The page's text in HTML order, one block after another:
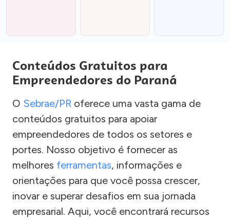
Conteúdos Gratuitos para
Empreendedores do Paraná
O Sebrae/PR oferece uma vasta gama de
conteúdos gratuitos para apoiar
empreendedores de todos os setores e
portes. Nosso objetivo é fornecer as
melhores ferramentas, informações e
orientações para que você possa crescer,
inovar e superar desafios em sua jornada
empresarial. Aqui, você encontrará recursos